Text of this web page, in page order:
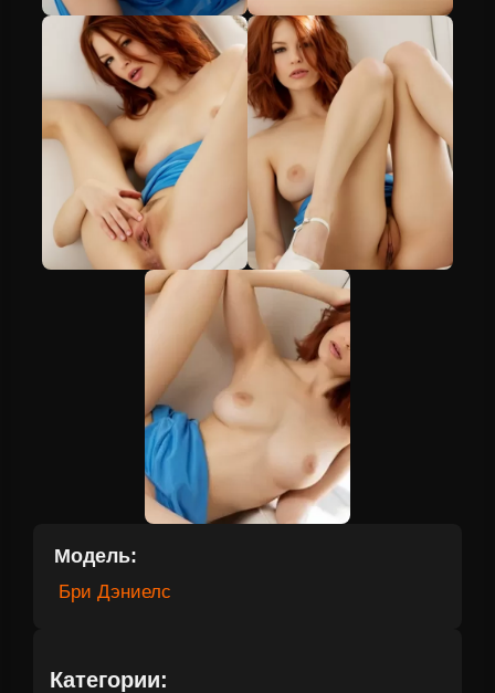
Модель:
Бри Дэниелс
Категории: